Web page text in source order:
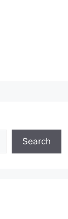
Search